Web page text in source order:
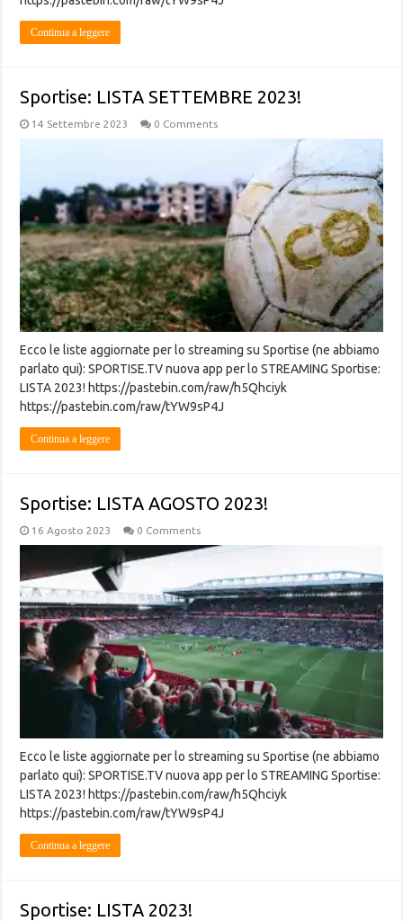
Continua a leggere
Sportise: LISTA SETTEMBRE 2023!
14 Settembre 2023 0 Comments
Ecco le liste aggiornate per lo streaming su Sportise (ne abbiamo
parlato qui): SPORTISE.TV nuova app per lo STREAMING Sportise:
LISTA 2023! https://pastebin.com/raw/h5Qhciyk
https://pastebin.com/raw/tYW9sP4J
Continua a leggere
Sportise: LISTA AGOSTO 2023!
16 Agosto 2023 0 Comments
Ecco le liste aggiornate per lo streaming su Sportise (ne abbiamo
parlato qui): SPORTISE.TV nuova app per lo STREAMING Sportise:
LISTA 2023! https://pastebin.com/raw/h5Qhciyk
https://pastebin.com/raw/tYW9sP4J
Continua a leggere
Sportise: LISTA 2023!